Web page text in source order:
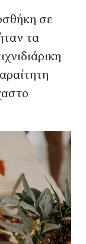
σε
τα